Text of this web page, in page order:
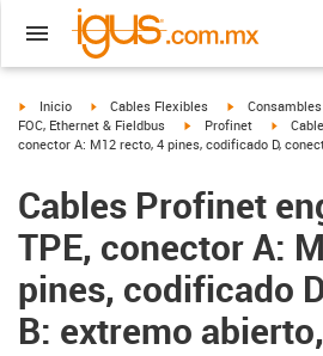
igus-icon-arrow-right
Inicio igus-icon-arrow-right
Cables Flexibles igus-icon-
FOC, Ethernet & Fieldbus
igus-icon-arrow-right
Profinet igus-
conector A: M12 recto, 4 pines, codificado D,
Cables Profinet
TPE, conector A:
pines, codificado
B: extremo